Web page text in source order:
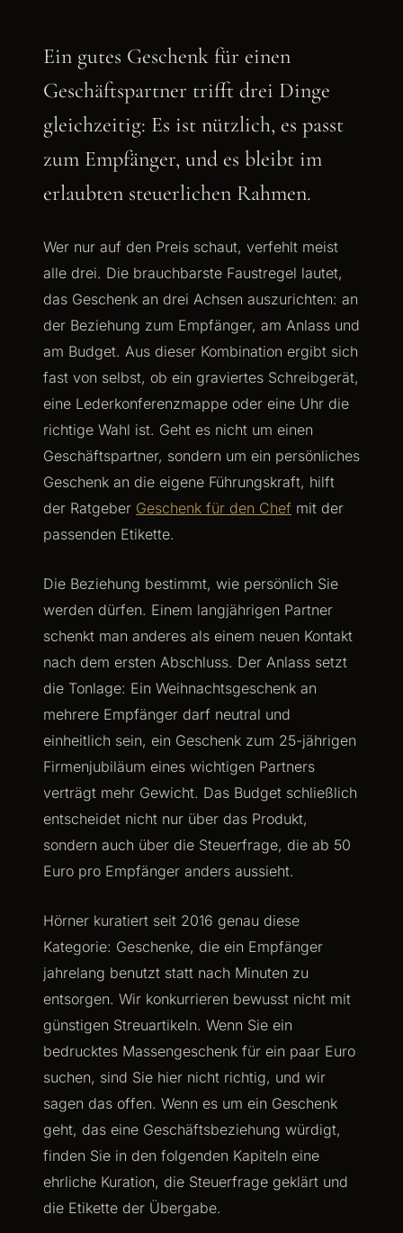
Ein gutes Geschenk für einen
Geschäftspartner trifft drei Dinge
gleichzeitig: Es ist nützlich, es passt
zum Empfänger, und es bleibt im
erlaubten steuerlichen Rahmen.
Wer nur auf den Preis schaut, verfehlt meist
alle drei. Die brauchbarste Faustregel lautet,
das Geschenk an drei Achsen auszurichten: an
der Beziehung zum Empfänger, am Anlass und
am Budget. Aus dieser Kombination ergibt sich
fast von selbst, ob ein graviertes Schreibgerät,
eine Lederkonferenzmappe oder eine Uhr die
richtige Wahl ist. Geht es nicht um einen
Geschäftspartner, sondern um ein persönliches
Geschenk an die eigene Führungskraft, hilft
der Ratgeber Geschenk für den Chef mit der
passenden Etikette.
Die Beziehung bestimmt, wie persönlich Sie
werden dürfen. Einem langjährigen Partner
schenkt man anderes als einem neuen Kontakt
nach dem ersten Abschluss. Der Anlass setzt
die Tonlage: Ein Weihnachtsgeschenk an
mehrere Empfänger darf neutral und
einheitlich sein, ein Geschenk zum 25-jährigen
Firmenjubiläum eines wichtigen Partners
verträgt mehr Gewicht. Das Budget schließlich
entscheidet nicht nur über das Produkt,
sondern auch über die Steuerfrage, die ab 50
Euro pro Empfänger anders aussieht.
Hörner kuratiert seit 2016 genau diese
Kategorie: Geschenke, die ein Empfänger
jahrelang benutzt statt nach Minuten zu
entsorgen. Wir konkurrieren bewusst nicht mit
günstigen Streuartikeln. Wenn Sie ein
bedrucktes Massengeschenk für ein paar Euro
suchen, sind Sie hier nicht richtig, und wir
sagen das offen. Wenn es um ein Geschenk
geht, das eine Geschäftsbeziehung würdigt,
finden Sie in den folgenden Kapiteln eine
ehrliche Kuration, die Steuerfrage geklärt und
die Etikette der Übergabe.